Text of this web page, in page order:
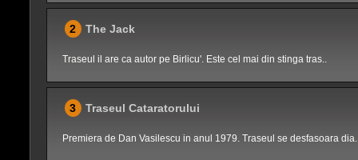
2 The Jack
Traseul il are ca autor pe Birlicu'. Este cel mai din stinga tras..
3 Traseul Cataratorului
Premiera de Dan Vasilescu in anul 1979. Traseul se desfasoara